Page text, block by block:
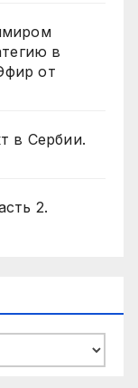
в
от
в Сербии.
2.